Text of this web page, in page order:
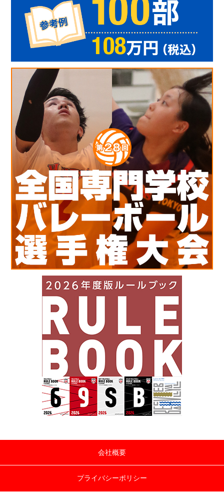
会社概要
プライバシーポリシー